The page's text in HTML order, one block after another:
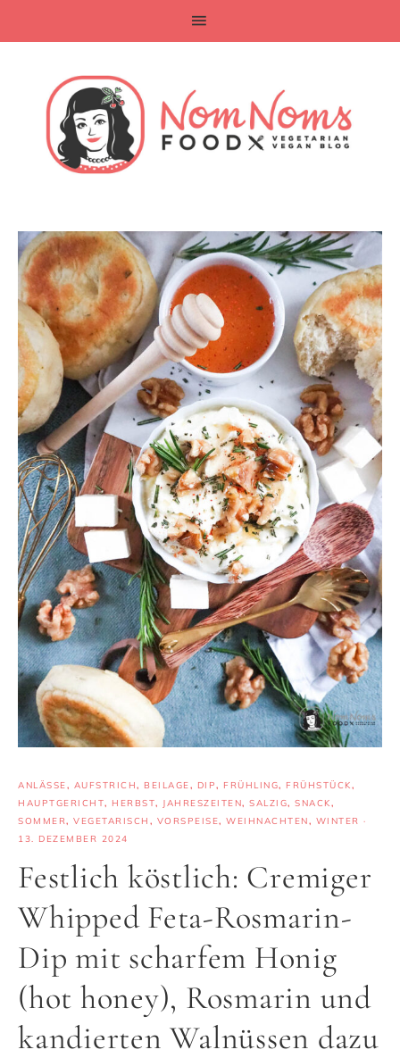
ANLÄSSE, AUFSTRICH, BEILAGE, DIP, FRÜHLING, FRÜHSTÜCK,
HAUPTGERICHT, HERBST, JAHRESZEITEN, SALZIG, SNACK,
SOMMER, VEGETARISCH , VORSPEISE, WEIHNACHTEN, WINTER ·
13. DEZEMBER 2024
Festlich köstlich: Cremiger
Whipped Feta-Rosmarin-
Dip mit scharfem Honig
(hot honey), Rosmarin und
kandierten Walnüssen dazu